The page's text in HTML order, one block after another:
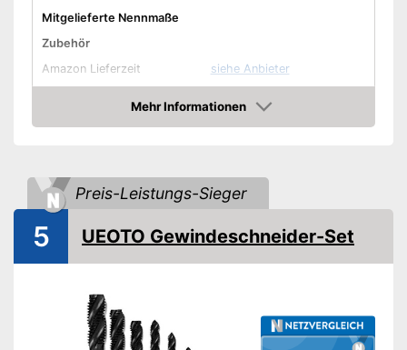
Mitgelieferte Nennmaße
Zubehör
Amazon Lieferzeit
siehe Anbieter
Mehr Informationen
Amazon
Preis-Leistungs-Sieger
5 UEOTO Gewindeschneider-Set